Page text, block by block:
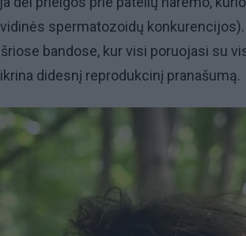
spermatozoidų
bandose, kur visi poruojasi su
didesnį reprodukcinį pranašumą.